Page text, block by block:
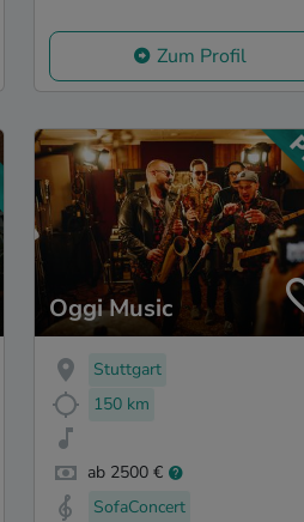
Zum Profil
Oggi Music
Stuttgart
150 km
ab 2500 €
SofaConcert